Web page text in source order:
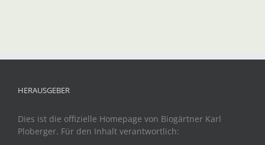
HERAUSGEBER
Dies ist die offizielle Homepage von Biogärtner Karl
Ploberger. Für den Inhalt verantwortlich: